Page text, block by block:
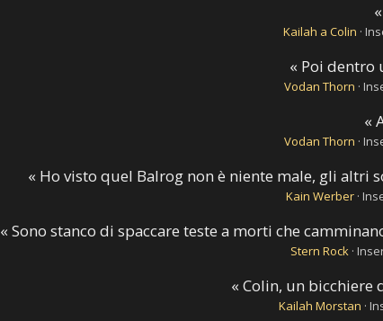
Kailah a Colin ·
« Poi dentro
Vodan Thorn ·
«
Vodan Thorn ·
« Ho visto quel Balrog non è niente male, gli altri
Kain Werber ·
« Sono stanco di spaccare teste a morti che
Stern Rock ·
« Colin, un bicchiere
Kailah Morstan ·